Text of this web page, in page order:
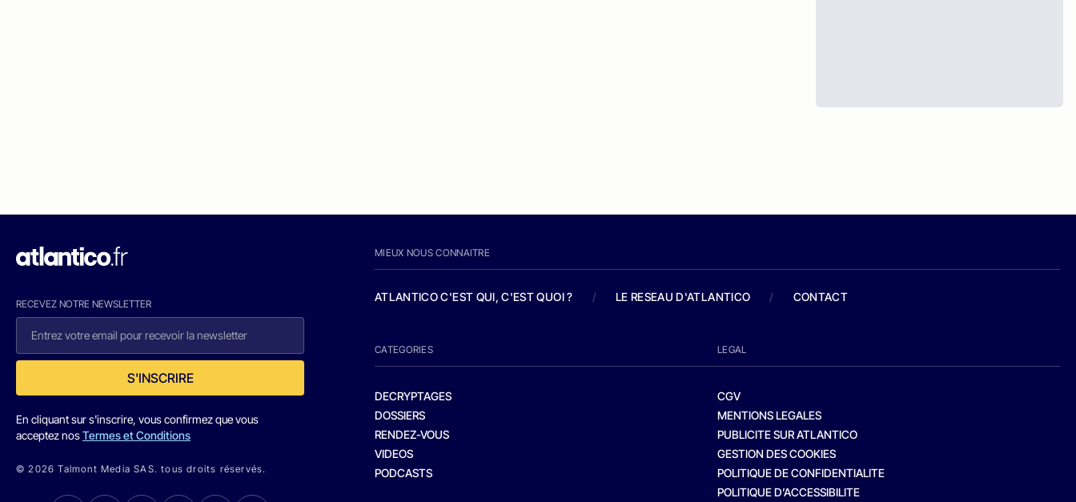
RECEVEZ NOTRE NEWSLETTER
S'INSCRIRE
En cliquant sur s'inscrire, vous confirmez que vous
acceptez nosTermes et Conditions
© 2026 Talmont Media SAS. tous droits réservés.
MIEUX NOUS CONNAITRE
ATLANTICO C'EST QUI, C'EST QUOI ? / LE RESEAU D'ATLANTICO / CONTACT
CATEGORIES
DECRYPTAGES
DOSSIERS
RENDEZ-VOUS
VIDEOS
PODCASTS
LEGAL
CGV
MENTIONS LEGALES
PUBLICITE SUR ATLANTICO
GESTION DES COOKIES
POLITIQUE DE CONFIDENTIALITE
POLITIQUE D’ACCESSIBILITE